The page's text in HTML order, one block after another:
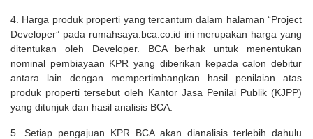
4. Harga produk properti yang tercantum dalam halaman “Project
Developer” pada rumahsaya.bca.co.id ini merupakan harga yang
ditentukan oleh Developer. BCA berhak untuk menentukan
nominal pembiayaan KPR yang diberikan kepada calon debitur
antara lain dengan mempertimbangkan hasil penilaian atas
produk properti tersebut oleh Kantor Jasa Penilai Publik (KJPP)
yang ditunjuk dan hasil analisis BCA.
5. Setiap pengajuan KPR BCA akan dianalisis terlebih dahulu